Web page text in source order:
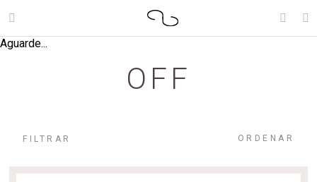
Aguarde...
OFF
FILTRAR ORDENAR